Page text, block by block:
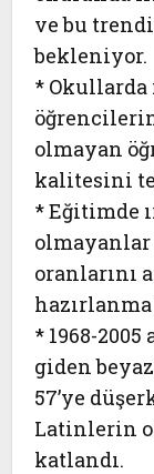
ve bu
bekleniyor.
* Okullarda
olmayan
kalitesini
* Eğitimde
olmayanlar
oranlarını
hazırlanma
* 1968-
giden
57’ye
Latinlerin
katlandı.